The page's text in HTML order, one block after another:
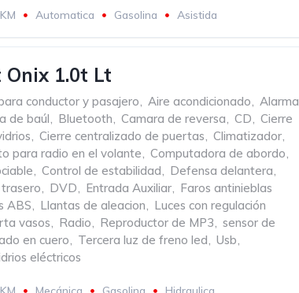
Automatica Gasolina Asistida
Onix 1.0t Lt
conductor y pasajero, Aire acondicionado, Alarma
de baúl, Bluetooth, Camara de reversa, CD, Cierre
, Cierre centralizado de puertas, Climatizador,
para radio en el volante, Computadora de abordo,
, Control de estabilidad, Defensa delantera,
, DVD, Entrada Auxiliar, Faros antinieblas
ABS, Llantas de aleacion, Luces con regulación
vasos, Radio, Reproductor de MP3, sensor de
en cuero, Tercera luz de freno led, Usb,
eléctricos